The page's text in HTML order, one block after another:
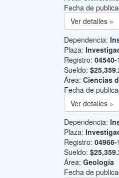
Fecha de
Ver detalles »
Dependencia:
Plaza:
Registro: 04540-
Sueldo:
Área: Ciencias
Fecha de
Ver detalles »
Dependencia:
Plaza:
Registro: 04966-
Sueldo:
Área: Geología
Fecha de